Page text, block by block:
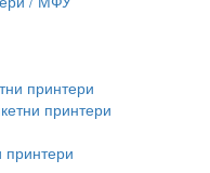
принтери
принтери
принтери